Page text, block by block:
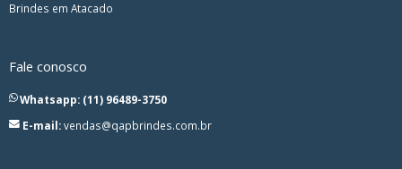
Brindes em Atacado
Fale conosco
Whatsapp: (11) 96489-3750
E-mail:vendas@qapbrindes.com.br